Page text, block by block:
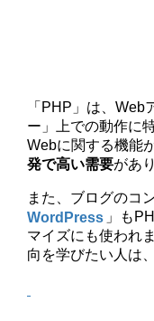
「PHP」は、
ー」上での動作に
Webに関する機能
発で高い需要があ
また、ブログのコ
WordPress 」も
マイズにも使われ
向を学びたい人は